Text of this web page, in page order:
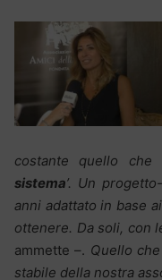
costante quello che
sistema’. Un
anni adattato in base
ottenere. Da soli, con
ammette –. Quello
stabile della nostra